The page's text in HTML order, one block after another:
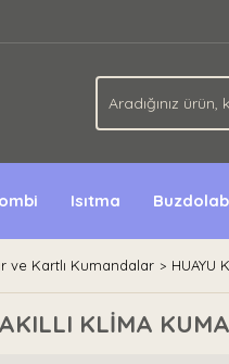
Isıtma
ve Kartlı Kumandalar HUAYU
KLİMA